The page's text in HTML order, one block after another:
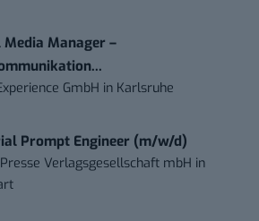
Media Manager –
GmbH in Karlsruhe
Prompt Engineer (m/w/d)
Verlagsgesellschaft mbH in